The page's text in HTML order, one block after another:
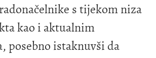
s tijekom niza
kao i aktualnim
posebno istaknuvši da